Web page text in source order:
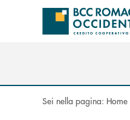
Salta al contenuto principale
Sei nella pagina: Home